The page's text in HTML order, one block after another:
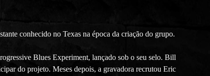
conhecido no Texas na época da criação do grupo.
Blues Experiment, lançado sob o seu selo. Bill
do projeto. Meses depois, a gravadora recrutou Eric